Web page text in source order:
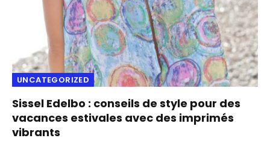
UNCATEGORIZED
Sissel Edelbo : conseils de style pour des
vacances estivales avec des imprimés
vibrants